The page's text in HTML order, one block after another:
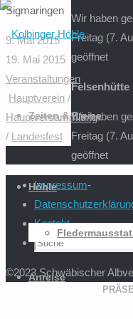
Zeiten & Preise
Höhle
Anreise
Sigmaringen
9. Mai 2015
19. Mai 2015
Veranstaltungen
Hauptverein /
Hauptversammlung
/ Landesfest
Wir haben
Freitag (7.
geöffnet
Felsenhütte
Wir haben
Freitag (7.
geöffnet
Impressum-
Kontakt-
Suchen
©2023 Schwäbischer